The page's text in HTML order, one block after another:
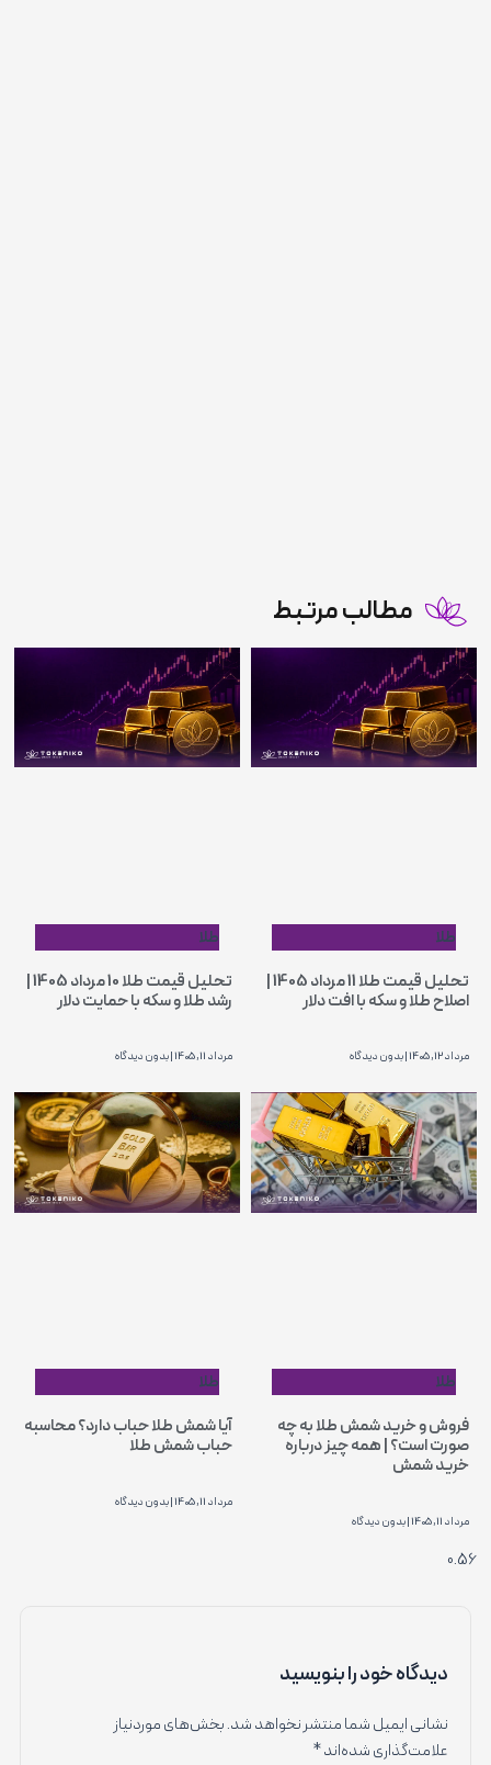
مطالب مرتبط
طلا
تحلیل قیمت طلا 11 مرداد 1405 |
اصلاح طلا و سکه با افت دلار
مرداد 12, 1405 بدون دیدگاه
طلا
تحلیل قیمت طلا 10 مرداد 1405 |
رشد طلا و سکه با حمایت دلار
مرداد 11, 1405 بدون دیدگاه
طلا
فروش و خرید شمش طلا به چه
صورت است؟ | همه چیز درباره
خرید شمش
مرداد 11, 1405 بدون دیدگاه
طلا
آیا شمش طلا حباب دارد؟ محاسبه
حباب شمش طلا
مرداد 11, 1405 بدون دیدگاه
دیدگاه‌ خود را بنویسید
نشانی ایمیل شما منتشر نخواهد شد.بخش‌های موردنیاز
علامت‌گذاری شده‌اند*